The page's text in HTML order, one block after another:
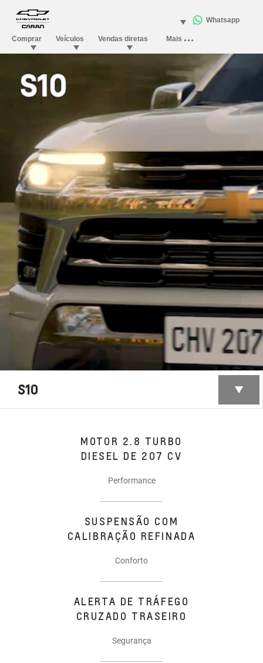
S10
MOTOR 2.8 TURBO
DIESEL DE 207 CV
Performance
SUSPENSÃO COM
CALIBRAÇÃO REFINADA
Conforto
ALERTA DE TRÁFEGO
CRUZADO TRASEIRO
Segurança